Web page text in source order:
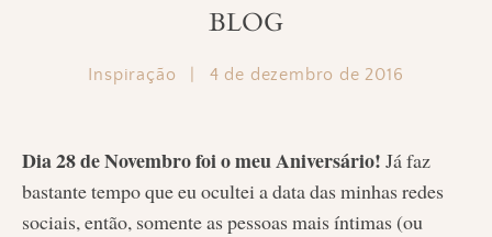
BLOG
Inspiração 4 de dezembro de 2016
Dia 28 de Novembro foi o meu Aniversário! Já faz
bastante tempo que eu ocultei a data das minhas redes
sociais, então, somente as pessoas mais íntimas (ou